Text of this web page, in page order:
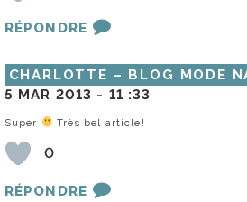
RÉPONDRE
CHARLOTTE – BLOG MODE
5 MAR 2013 - 11 :33
Super Très bel article!
0
RÉPONDRE